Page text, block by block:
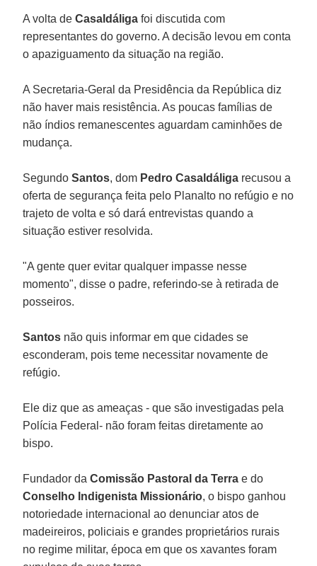
A volta deCasaldáligafoi discutida com
representantes do governo. A decisão levou em conta
o apaziguamento da situação na região.
A Secretaria-Geral da Presidência da República diz
não haver mais resistência. As poucas famílias de
não índios remanescentes aguardam caminhões de
mudança.
SegundoSantos, dom Pedro Casaldáliga recusou a
oferta de segurança feita pelo Planalto no refúgio e no
trajeto de volta e só dará entrevistas quando a
situação estiver resolvida.
"A gente quer evitar qualquer impasse nesse
momento", disse o padre, referindo-se à retirada de
posseiros.
Santos não quis informar em que cidades se
esconderam, pois teme necessitar novamente de
refúgio.
Ele diz que as ameaças - que são investigadas pela
Polícia Federal- não foram feitas diretamente ao
bispo.
Fundador daComissão Pastoral da Terrae do
Conselho Indigenista Missionário, o bispo ganhou
notoriedade internacional ao denunciar atos de
madeireiros, policiais e grandes proprietários rurais
no regime militar, época em que os xavantes foram